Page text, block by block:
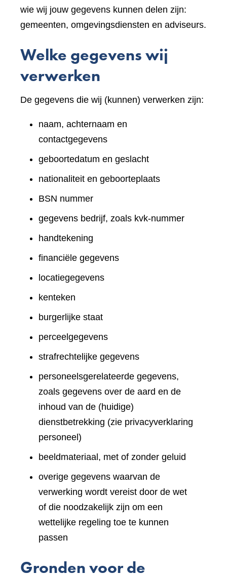
wie wij jouw gegevens kunnen delen zijn:
gemeenten, omgevingsdiensten en adviseurs.
Welke gegevens wij
verwerken
De gegevens die wij (kunnen) verwerken zijn:
naam, achternaam en
contactgegevens
geboortedatum en geslacht
nationaliteit en geboorteplaats
BSN nummer
gegevens bedrijf, zoals kvk-nummer
handtekening
financiële gegevens
locatiegegevens
kenteken
burgerlijke staat
perceelgegevens
strafrechtelijke gegevens
personeelsgerelateerde gegevens,
zoals gegevens over de aard en de
inhoud van de (huidige)
dienstbetrekking (zie privacyverklaring
personeel)
beeldmateriaal, met of zonder geluid
overige gegevens waarvan de
verwerking wordt vereist door de wet
of die noodzakelijk zijn om een
wettelijke regeling toe te kunnen
passen
Gronden voor de